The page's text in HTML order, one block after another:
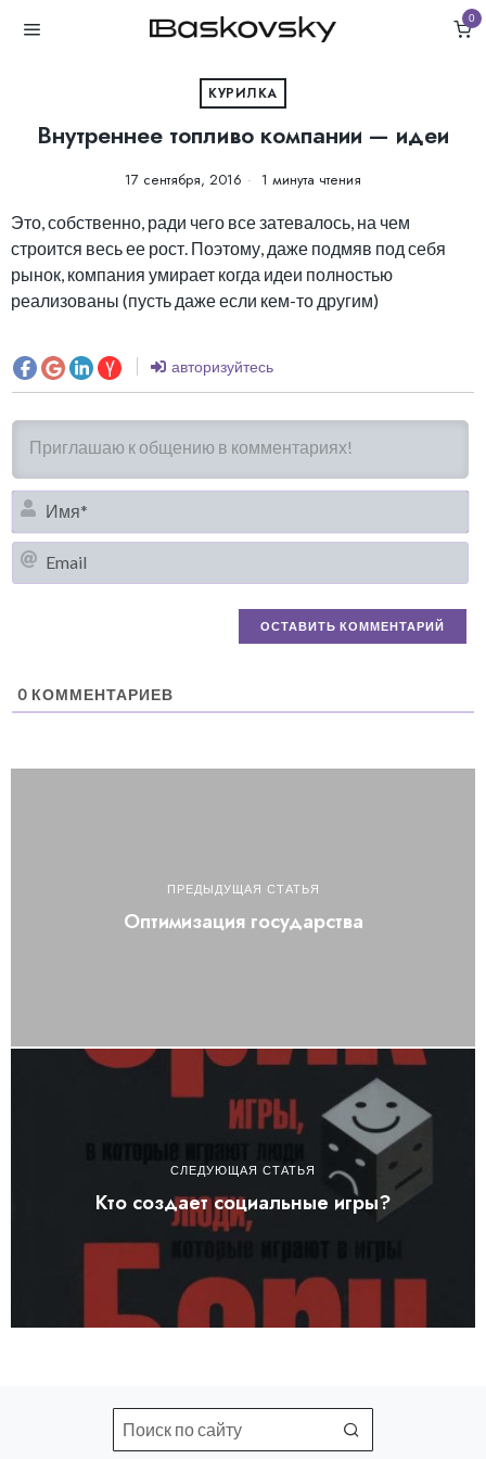
0
КУРИЛКА
Внутреннее топливо компании — идеи
17 сентября, 2016 1 минута чтения
Это, собственно, ради чего все затевалось, на чем
строится весь ее рост. Поэтому, даже подмяв под себя
рынок, компания умирает когда идеи полностью
реализованы (пусть даже если кем-то другим)
авторизуйтесь
0 КОММЕНТАРИЕВ
ПРЕДЫДУЩАЯ СТАТЬЯ
Оптимизация государства
СЛЕДУЮЩАЯ СТАТЬЯ
Кто создает социальные игры?